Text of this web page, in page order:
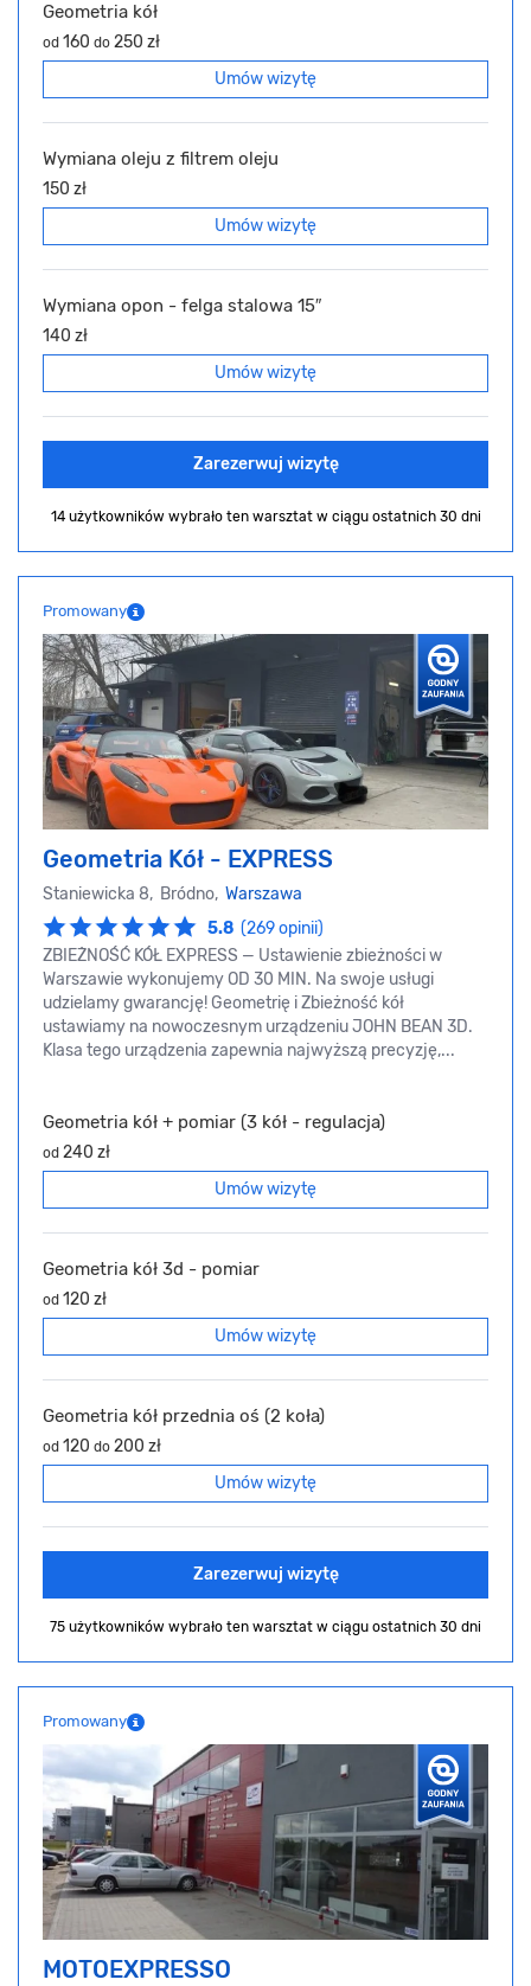
Geometria kół
od 160 do 250 zł
Umów wizytę
Wymiana oleju z filtrem oleju
150 zł
Umów wizytę
Wymiana opon - felga stalowa 15″
140 zł
Umów wizytę
Zarezerwuj wizytę
14 użytkowników wybrało ten warsztat w ciągu ostatnich 30 dni
Promowany
Geometria Kół - EXPRESS
Staniewicka 8, Bródno, Warszawa
5.8 (269 opinii)
ZBIEŻNOŚĆ KÓŁ EXPRESS — Ustawienie zbieżności w
Warszawie wykonujemy OD 30 MIN. Na swoje usługi
udzielamy gwarancję! Geometrię i Zbieżność kół
ustawiamy na nowoczesnym urządzeniu JOHN BEAN 3D.
Klasa tego urządzenia zapewnia najwyższą precyzję,...
Geometria kół + pomiar (3 kół - regulacja)
od 240 zł
Umów wizytę
Geometria kół 3d - pomiar
od 120 zł
Umów wizytę
Geometria kół przednia oś (2 koła)
od 120 do 200 zł
Umów wizytę
Zarezerwuj wizytę
75 użytkowników wybrało ten warsztat w ciągu ostatnich 30 dni
Promowany
MOTOEXPRESSO